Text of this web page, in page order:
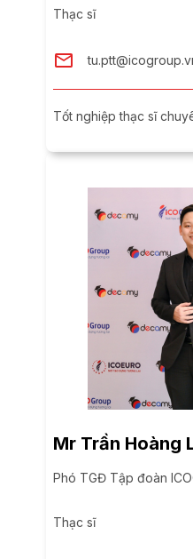
Thạc sĩ
Tốt nghiệp thạc sĩ
Mr Trần Hoàng
Phó TGĐ Tập đoàn
Thạc sĩ